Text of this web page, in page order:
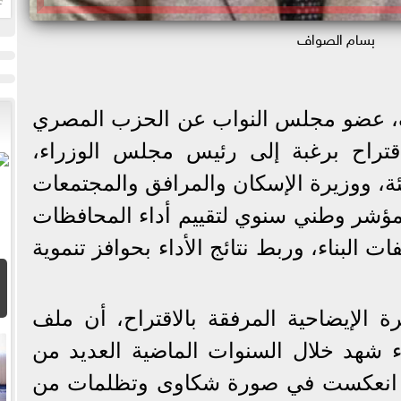
بسام الصواف
عضو مجلس النواب عن الحزب المصري
برغبة إلى رئيس مجلس الوزراء،
ووزيرة الإسكان والمرافق والمجتمعات
وطني سنوي لتقييم أداء المحافظات
وربط نتائج الأداء بحوافز تنموية
الإيضاحية المرفقة بالاقتراح، أن ملف
شهد خلال السنوات الماضية العديد من
انعكست في صورة شكاوى وتظلمات من